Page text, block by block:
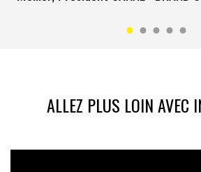
avant-première, il y a aussi la
amour et garantie sans spam.
ALLEZ PLUS LOIN AVEC